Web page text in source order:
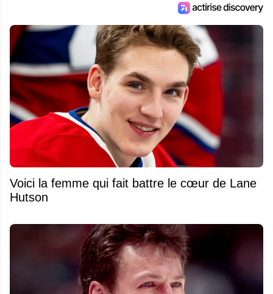
entourant la LNH et en faire bénéficier les
Voici la femme qui fait battre le cœur de Lane
Hutson